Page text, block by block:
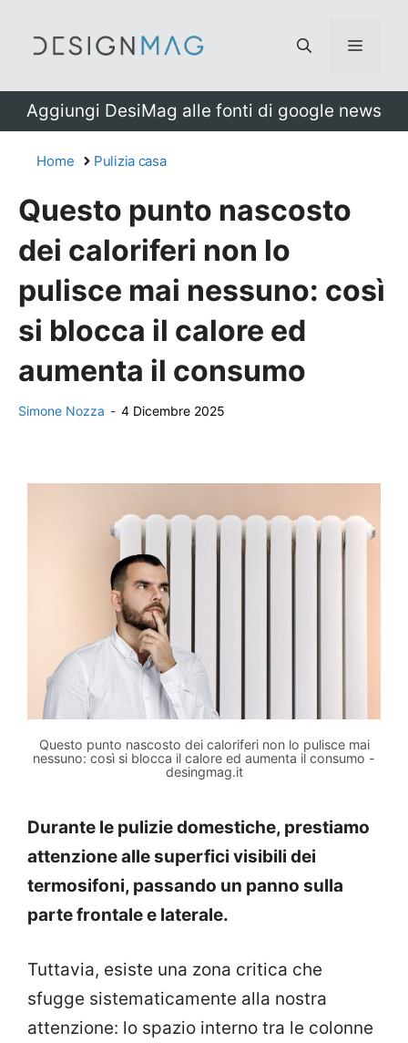
Menu
Aggiungi DesiMag alle fonti di google news
Home Pulizia casa
Questo punto nascosto
dei caloriferi non lo
pulisce mai nessuno: così
si blocca il calore ed
aumenta il consumo
Simone Nozza - 4 Dicembre 2025
Questo punto nascosto dei caloriferi non lo pulisce mai
nessuno: così si blocca il calore ed aumenta il consumo -
desingmag.it
Durante le pulizie domestiche, prestiamo
attenzione alle superfici visibili dei
termosifoni, passando un panno sulla
parte frontale e laterale.
Tuttavia, esiste una zona critica che
sfugge sistematicamente alla nostra
attenzione: lo spazio interno tra le colonne